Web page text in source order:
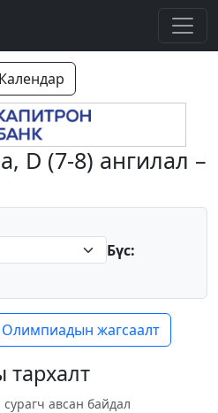
D (7-8) ангилал –
Бүс:
Олимпиадын жагсаалт
авсан байдал